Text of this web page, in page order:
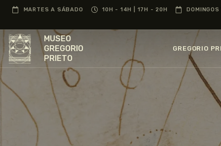
MARTES A SÁBADO 10H - 14H | 17H - 20H
MUSEO
GREGORIO
PRIETO
GREGORIO